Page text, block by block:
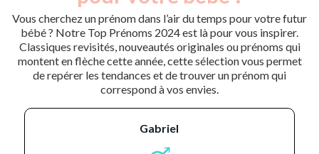
Vous cherchez un prénom dans l’air du temps pour votre futur
bébé ? Notre Top Prénoms 2024 est là pour vous inspirer.
Classiques revisités, nouveautés originales ou prénoms qui
montent en flèche cette année, cette sélection vous permet
de repérer les tendances et de trouver un prénom qui
correspond à vos envies.
gabriel